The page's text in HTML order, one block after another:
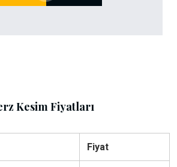
Kesim Fiyatları
Fiyat